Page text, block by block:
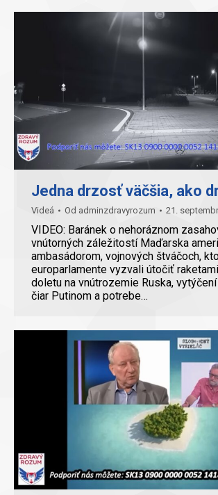
Jedna drzosť väčšia, ako
Videá Od adminzdravyrozum 21.
VIDEO: Baránek o nehoráznom
vnútorných záležitostí Maďarska
ambasádorom, vojnových štváčoch,
europarlamente vyzvali útočiť
doletu na vnútrozemie Ruska,
čiar Putinom a potrebe…